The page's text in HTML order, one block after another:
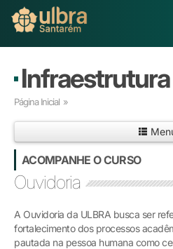
Buscar
Graduação
Educação a Distância
Pesquisa
Página Inicial »
ACOMPANHE O CURSO
Ouvidoria
A Ouvidoria da ULBRA busca ser
fortalecimento dos processos
pautada na pessoa humana como